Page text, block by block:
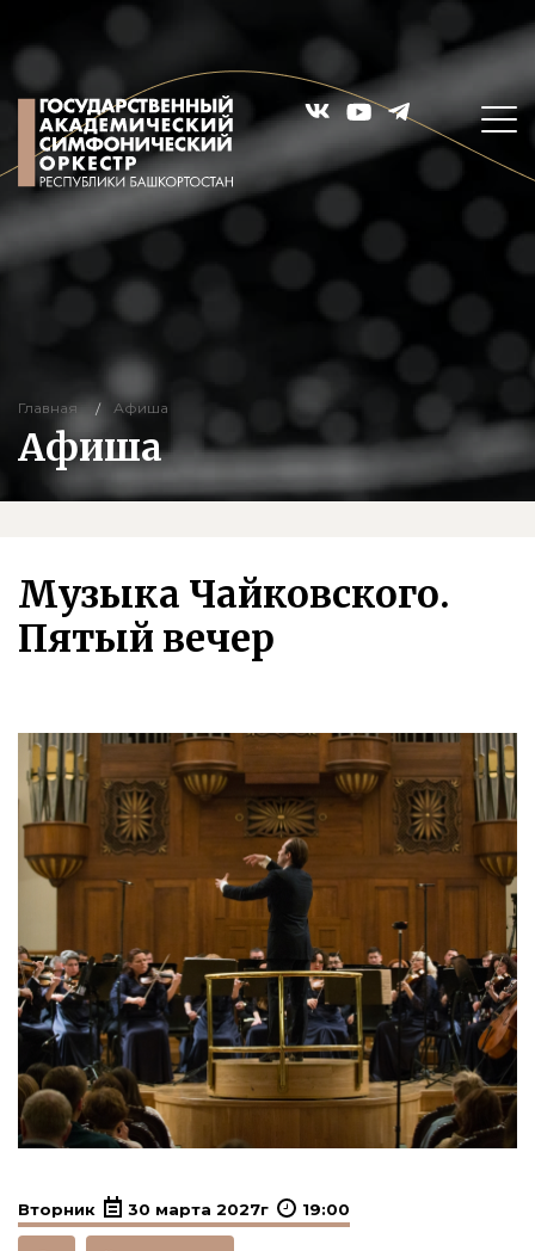
Главная Афиша
Афиша
Музыка Чайковского.
Пятый вечер
Вторник 30 марта 2027г 19:00